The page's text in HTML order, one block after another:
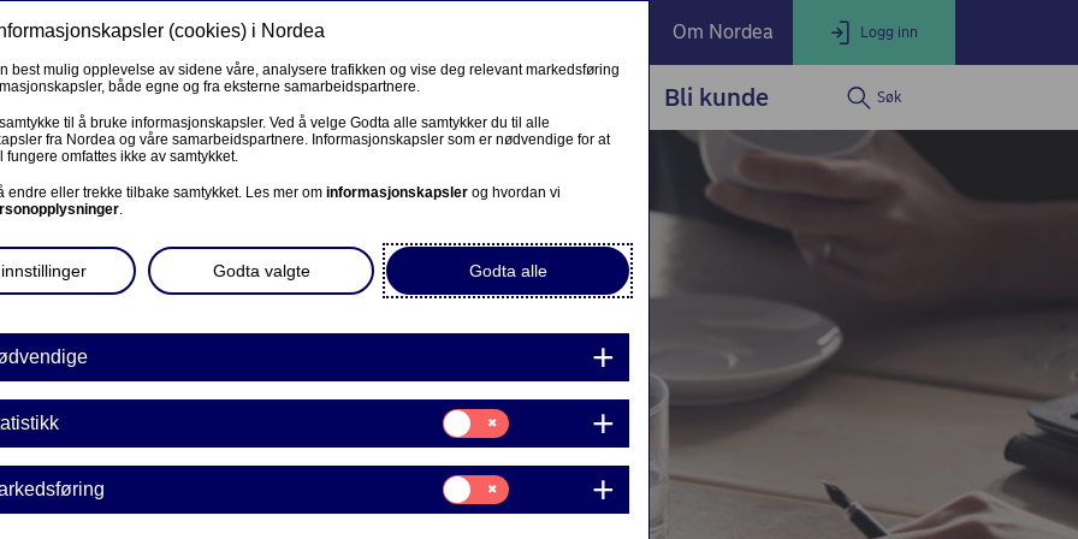
Privat Om Nordea Logg inn
LOGG INN
Nettbank Privat
Nordea Corporate
Endre eller fullfør private lånesøknader
Mine lånesøknader
BEDRIFT
Corporate Netbank
AutoFX Hedging
Bedriftens dokumenter
Våre sider -kundeinformasjon
VPS Investortjenester
VPS Foretakstjenester
Våre produkter Fagforbund Bli kunde Søk
eller et Nordea
kan du fremme
dersom du
på kortet
(cookies) i Nordea
best mulig opplevelse av sidene våre, analysere trafikken og vise deg relevant markedsføring
både egne og fra eksterne samarbeidspartnere.
til å bruke informasjonskapsler. Ved å velge Godta alle samtykker du til alle
fra Nordea og våre samarbeidspartnere. Informasjonskapsler som er nødvendige for at
fungere omfattes ikke av samtykket.
endre eller trekke tilbake samtykket. Les mer om informasjonskapsler og hvordan vi
.
Godta alle
Godta valgte
Samtykke
til:
Statistikk
Samtykke
til:
Markedsføring